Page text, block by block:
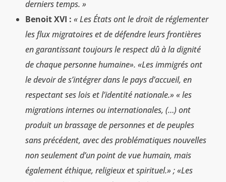
derniers temps. »
Benoit XVI : « Les États ont le droit de réglementer
les flux migratoires et de défendre leurs frontières
en garantissant toujours le respect dû à la dignité
de chaque personne humaine». «Les immigrés ont
le devoir de s’intégrer dans le pays d’accueil, en
respectant ses lois et l’identité nationale.» « les
migrations internes ou internationales, (…) ont
produit un brassage de personnes et de peuples
sans précédent, avec des problématiques nouvelles
non seulement d’un point de vue humain, mais
également éthique, religieux et spirituel.» ; «Les